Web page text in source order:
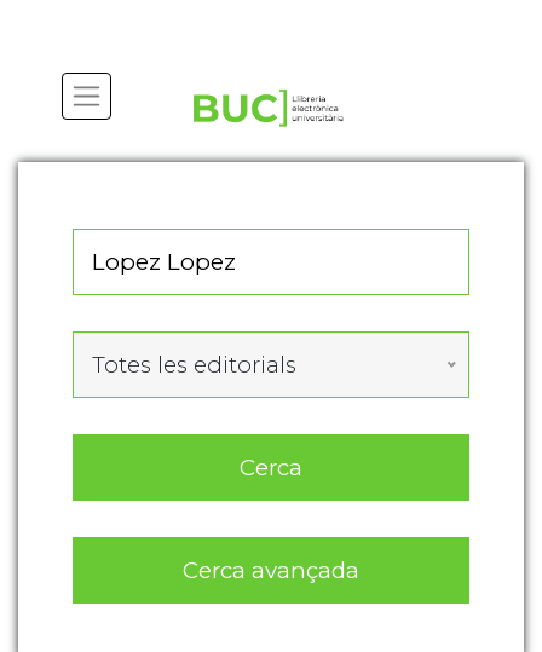
Totes les editorials
Cerca
Cerca avançada